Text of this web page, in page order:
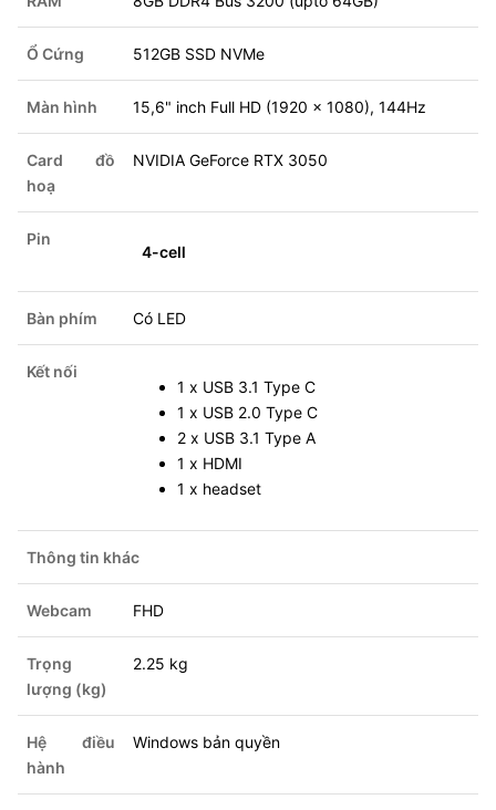
Ổ Cứng 512GB SSD NVMe
Màn hình 15,6" inch Full HD (1920 x 1080), 144Hz
Card đồ
hoạ
NVIDIA GeForce RTX 3050
Pin
4-cell
Bàn phím Có LED
Kết nối
1 x USB 3.1 Type C
1 x USB 2.0 Type C
2 x USB 3.1 Type A
1 x HDMI
1 x headset
Thông tin khác
Webcam FHD
Trọng
lượng (kg)
2.25 kg
Hệ điều
hành
Windows bản quyền